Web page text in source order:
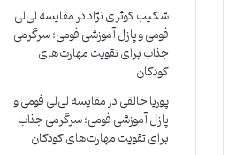
شکیب کوثری نژاددرمقایسه لی‌لی
فومی و پازل آموزشی فومی؛ سرگرمی
جذاب برای تقویت مهارت‌های
کودکان
پوریا خالقیدرمقایسه لی‌لی فومی و
پازل آموزشی فومی؛ سرگرمی جذاب
برای تقویت مهارت‌های کودکان